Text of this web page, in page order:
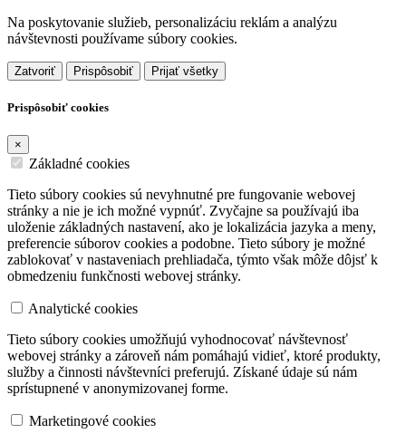
Na poskytovanie služieb, personalizáciu reklám a analýzu
návštevnosti používame súbory cookies.
Zatvoriť Prispôsobiť Prijať všetky
Prispôsobiť cookies
×
Základné cookies
Tieto súbory cookies sú nevyhnutné pre fungovanie webovej
stránky a nie je ich možné vypnúť. Zvyčajne sa používajú iba
uloženie základných nastavení, ako je lokalizácia jazyka a meny,
preferencie súborov cookies a podobne. Tieto súbory je možné
zablokovať v nastaveniach prehliadača, týmto však môže dôjsť k
obmedzeniu funkčnosti webovej stránky.
Analytické cookies
Tieto súbory cookies umožňujú vyhodnocovať návštevnosť
webovej stránky a zároveň nám pomáhajú vidieť, ktoré produkty,
služby a činnosti návštevníci preferujú. Získané údaje sú nám
sprístupnené v anonymizovanej forme.
Marketingové cookies